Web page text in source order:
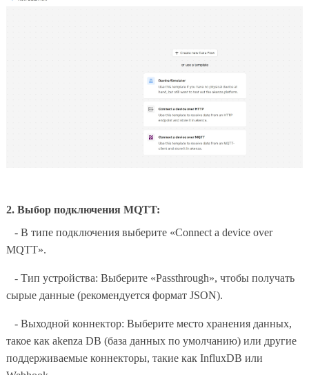
2. Выбор подключения MQTT:
- В типе подключения выберите «Connect a device over
MQTT».
- Тип устройства: Выберите «Passthrough», чтобы получать
сырые данные (рекомендуется формат JSON).
- Выходной коннектор: Выберите место хранения данных,
такое как akenza DB (база данных по умолчанию) или другие
поддерживаемые коннекторы, такие как InfluxDB или